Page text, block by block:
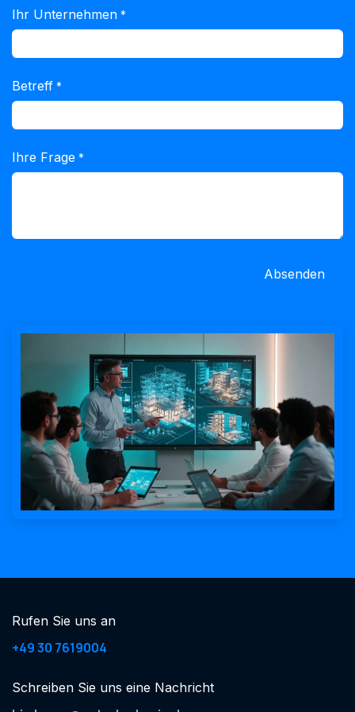
Ihr Unternehmen *
Betreff *
Ihre Frage *
Absenden
Rufen Sie uns an
+49 30 7619004
Schreiben Sie uns eine Nachricht